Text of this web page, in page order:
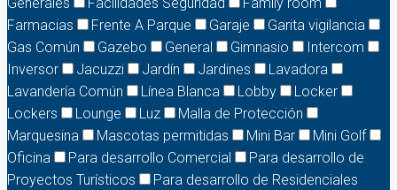
Generales
Facilidades Seguridad
Family room
Farmacias
Frente A Parque Garaje
Garita vigilancia
Gas Común
Gazebo General Gimnasio
Intercom
Inversor
Jacuzzi Jardín Jardines
Lavadora
Lavandería Común
Línea Blanca Lobby
Locker
Lockers
Lounge Luz
Malla de Protección
Marquesina
Mascotas permitidas Mini Bar
Mini Golf
Oficina
Para desarrollo Comercial
Para desarrollo de
Proyectos Turísticos
Para desarrollo de Residenciales